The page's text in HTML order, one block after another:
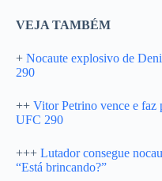
VEJA TAMBÉM
+ Nocaute explosivo de
290
++ Vitor Petrino vence e faz
UFC 290
+++ Lutador consegue
“Está brincando?”